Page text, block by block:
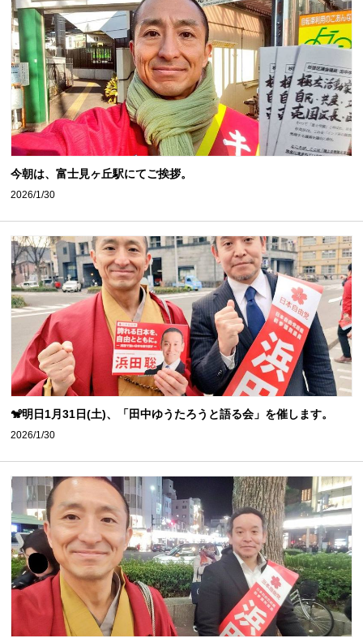
今朝は、富士見ヶ丘駅にてご挨拶。
2026/1/30
🐒明日1月31日(土)、「田中ゆうたろうと語る会」を催します。
2026/1/30